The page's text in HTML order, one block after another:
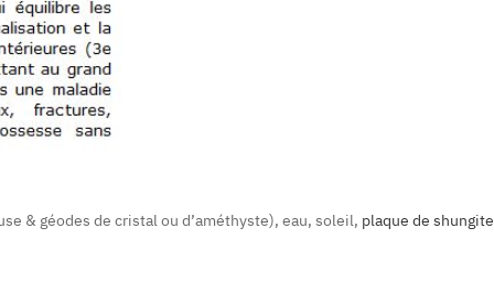
& géodes de cristal ou d’améthyste), eau, soleil, plaque de shungite